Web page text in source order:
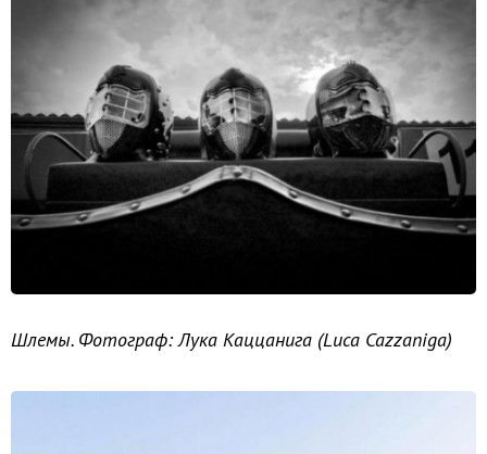
Шлемы. Фотограф: Лука Каццанига (Luca Cazzaniga)